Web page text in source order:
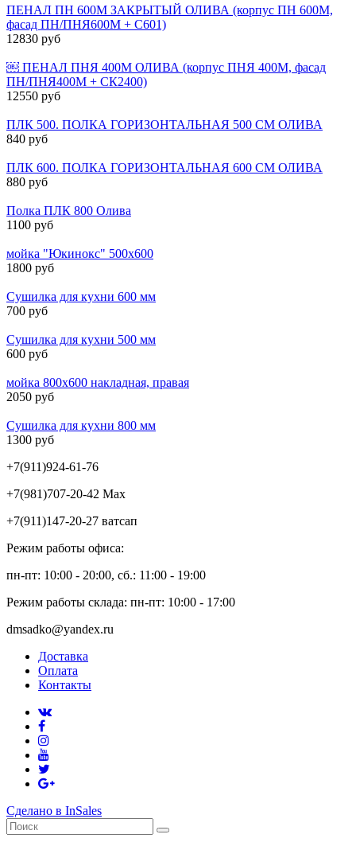
ПЕНАЛ ПН 600М ЗАКРЫТЫЙ ОЛИВА (корпус ПН 600М,
фасад ПН/ПНЯ600М + С601)
12830 руб
￼ ПЕНАЛ ПНЯ 400М ОЛИВА (корпус ПНЯ 400М, фасад
ПН/ПНЯ400М + СК2400)
12550 руб
ПЛК 500. ПОЛКА ГОРИЗОНТАЛЬНАЯ 500 СМ ОЛИВА
840 руб
ПЛК 600. ПОЛКА ГОРИЗОНТАЛЬНАЯ 600 СМ ОЛИВА
880 руб
Полка ПЛК 800 Олива
1100 руб
мойка "Юкинокс" 500х600
1800 руб
Сушилка для кухни 600 мм
700 руб
Сушилка для кухни 500 мм
600 руб
мойка 800х600 накладная, правая
2050 руб
Сушилка для кухни 800 мм
1300 руб
+7(911)924-61-76
+7(981)707-20-42 Max
+7(911)147-20-27 ватсап
Режим работы офиса:
пн-пт: 10:00 - 20:00, сб.: 11:00 - 19:00
Режим работы склада: пн-пт: 10:00 - 17:00
dmsadko@yandex.ru
Доставка
Оплата
Контакты
Сделано в InSales